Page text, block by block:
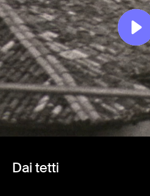
Dai tetti